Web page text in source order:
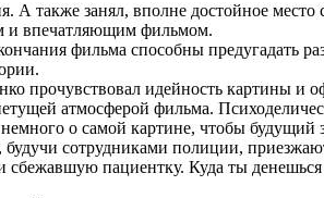
также занял, вполне достойное
и впечатляющим фильмом.
фильма способны предугадать
прочувствовал идейность картины
атмосферой фильма.
о самой картине, чтобы будущий
сотрудниками полиции,
пациентку. Куда ты